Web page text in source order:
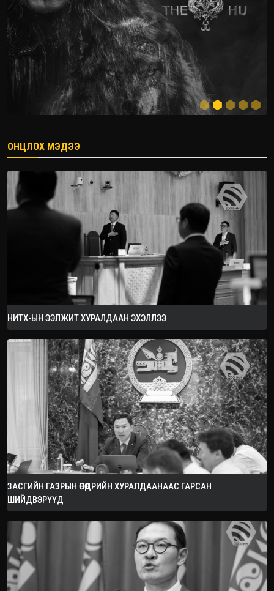
2026.08.08
ОНЦЛОХ МЭДЭЭ
НИТХ-ЫН ЭЭЛЖИТ ХУРАЛДААН ЭХЭЛЛЭЭ
ЗАСГИЙН ГАЗРЫН ӨНӨӨДРИЙН ХУРАЛДААНААС ГАРСАН
ШИЙДВЭРҮҮД